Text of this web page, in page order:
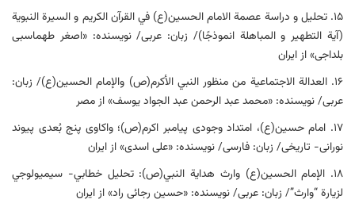
۱۵. تحلیل و دراسة عصمة الامام الحسين(ع) في القرآن الكريم و السیرة النبویة
(آیة التطهیر و المباهلة انموذجًا)/ زبان: عربی/ نویسنده: «اصغر طهماسبی
بلداجی» از ایران
۱۶. العدالة الاجتماعية من منظور النبي الأكرم(ص) والإمام الحسين(ع)/ زبان:
عربی/ نویسنده: «محمد عبد الرحمن عبد الجواد يوسف» از مصر
۱۷. امام حسین(ع)، امتداد وجودی پیامبر اکرم(ص)؛ واکاوی پنج بُعدی پیوند
نورانی- تاریخی/ زبان: فارسی/ نویسنده: «علی اسدی» از ایران
۱۸. الإمام الحسين(ع) وارث هداية النبي(ص): تحليل خطابي- سيميولوجي
لزيارة “وارث”/ زبان: عربی/ نویسنده: «حسین رجائی راد» از ایران